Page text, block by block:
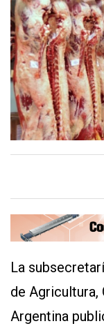
DE CARNE
EVENTOS Y
DIRECTORIO
CALENDARIO
MEDIA KIT
TEMAS
CARNE
VACAS
AGRO
CONCURSO
SERVICIOS
La
de Agricultura,
Argentina